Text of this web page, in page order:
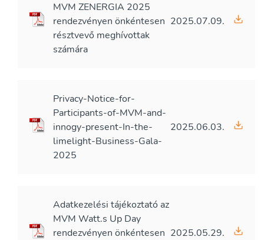
MVM ZENERGIA 2025
rendezvényen önkéntesen
résztvevő meghívottak
számára
2025.07.09.
Privacy-Notice-for-
Participants-of-MVM-and-
innogy-present-In-the-
limelight-Business-Gala-
2025
2025.06.03.
Adatkezelési tájékoztató az
MVM Watt.s Up Day
rendezvényen önkéntesen 2025.05.29.